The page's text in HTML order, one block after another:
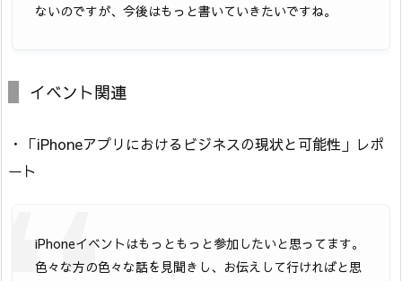
ないのですが、今後はもっと書いていきたいですね。
イベント関連
・「iPhoneアプリにおけるビジネスの現状と可能性」レポ
ート
iPhoneイベントはもっともっと参加したいと思ってます。
色々な方の色々な話を見聞きし、お伝えして行ければと思